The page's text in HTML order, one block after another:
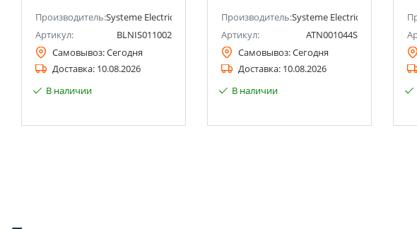
Schneider Electric)
Производитель:Systeme Electric (ранее Schneider Electric)
Артикул:
BLNIS011002
Самовывоз:Сегодня
Доставка: 10.08.2026
В наличии
Производитель:Systeme Electric (ранее
Артикул:
ATN001044S
Самовывоз:Сегодня
Доставка: 10.08.2026
В наличии